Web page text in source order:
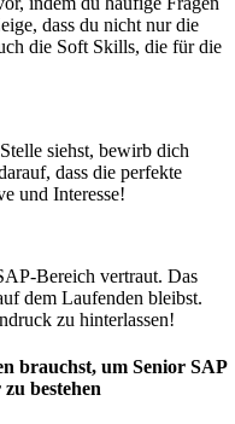
dass du nicht nur die
die Soft Skills, die für die
siehst, bewirb dich
dass die perfekte
und Interesse!
Bereich vertraut. Das
dem Laufenden bleibst.
zu hinterlassen!
brauchst, um Senior SAP
bestehen